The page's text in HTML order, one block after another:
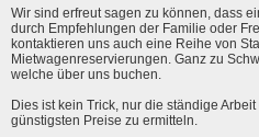
Wir sind erfreut sagen zu können, dass
durch Empfehlungen der Familie oder
kontaktieren uns auch eine Reihe von
Mietwagenreservierungen. Ganz zu
welche über uns buchen.
Dies ist kein Trick, nur die ständige
günstigsten Preise zu ermitteln.